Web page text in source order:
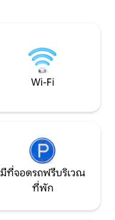
Wi-Fi
มีที่จอดรถฟรีบริเวณ
ที่พัก